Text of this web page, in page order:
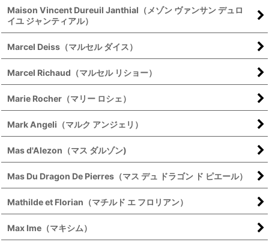
Maison Vincent Dureuil Janthial（メゾン ヴァンサン デュロ
イユ ジャンティアル）
Marcel Deiss（マルセル ダイス）
Marcel Richaud（マルセル リショー）
Marie Rocher（マリー ロシェ）
Mark Angeli（マルク アンジェリ）
Mas d'Alezon（マス ダルゾン)
Mas Du Dragon De Pierres（マス デュ ドラゴン ド ピエール）
Mathilde et Florian（マチルド エ フロリアン）
Max Ime（マキシム）